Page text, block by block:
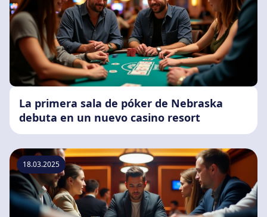
La primera sala de póker de Nebraska
debuta en un nuevo casino resort
18.03.2025